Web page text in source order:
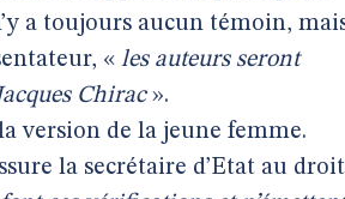
a toujours aucun témoin,
« les auteurs seront
Chirac».
version de la jeune femme.
la secrétaire d’Etat au droit